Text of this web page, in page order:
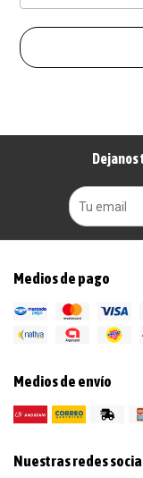
Dejanos
Medios de pago
Medios de envío
Nuestras redes